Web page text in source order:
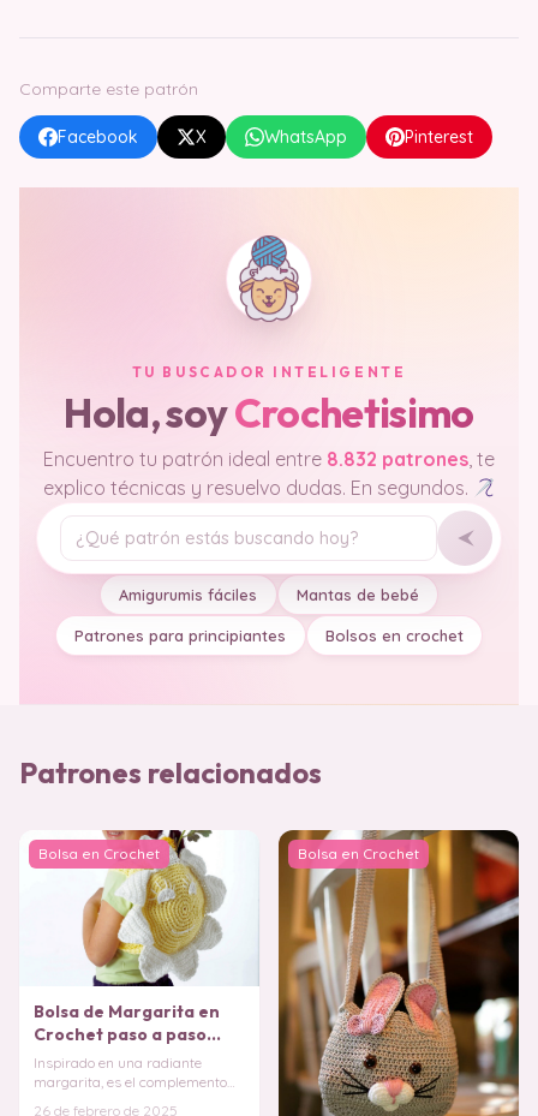
Comparte este patrón
Facebook X WhatsApp Pinterest
TU BUSCADOR INTELIGENTE
Hola, soyCrochetisimo
Encuentro tu patrón ideal entre 8.832 patrones , te
explico técnicas y resuelvo dudas. En segundos.
Tu pregunta
Amigurumis fáciles Mantas de bebé
Patrones para principiantes Bolsos en crochet
Patrones relacionados
Bolsa en Crochet
Bolsa de Margarita en
Crochet paso a paso
PATRON PDF
Inspirado en una radiante
margarita, es el complemento
26 de febrero de 2025
Bolsa en Crochet